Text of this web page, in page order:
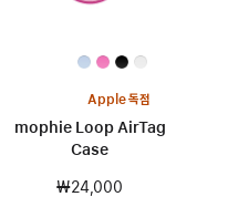
Apple 독점
mophie Loop AirTag
Case
₩24,000